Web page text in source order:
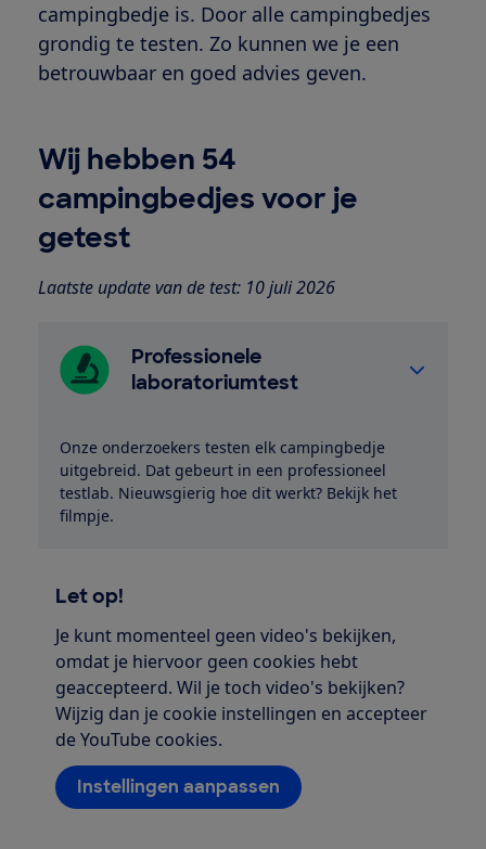
campingbedje is. Door alle campingbedjes
grondig te testen. Zo kunnen we je een
betrouwbaar en goed advies geven.
Wij hebben 54
campingbedjes voor je
getest
Laatste update van de test: 10 juli 2026
Professionele
laboratoriumtest
Onze onderzoekers testen elk campingbedje
uitgebreid. Dat gebeurt in een professioneel
testlab. Nieuwsgierig hoe dit werkt? Bekijk het
filmpje.
Let op!
Je kunt momenteel geen video's bekijken,
omdat je hiervoor geen cookies hebt
geaccepteerd. Wil je toch video's bekijken?
Wijzig dan je cookie instellingen en accepteer
de YouTube cookies.
Instellingen aanpassen